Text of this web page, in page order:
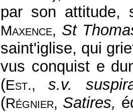
par son attitude,
Maxence, St
saint'iglise, qui
vus conquist e
(Est.,s.v.
(Régnier, Satires,